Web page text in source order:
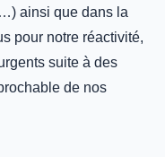
ainsi que dans la
pour notre réactivité,
suite à des
de nos